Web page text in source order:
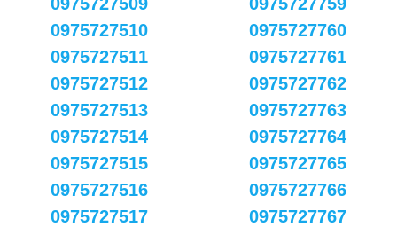
0975727510
0975727511
0975727512
0975727513
0975727514
0975727515
0975727516
0975727517
0975727760
0975727761
0975727762
0975727763
0975727764
0975727765
0975727766
0975727767